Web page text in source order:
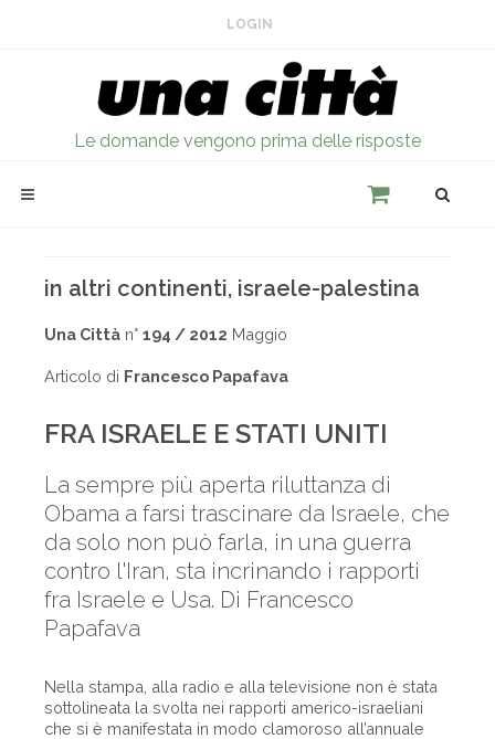
LOGIN
Le domande vengono prima delle risposte
in altri continenti, israele-palestina
Una Città n° 194 / 2012 Maggio
Articolo di Francesco Papafava
FRA ISRAELE E STATI UNITI
La sempre più aperta riluttanza di
Obama a farsi trascinare da Israele, che
da solo non può farla, in una guerra
contro l'Iran, sta incrinando i rapporti
fra Israele e Usa. Di Francesco
Papafava
Nella stampa, alla radio e alla televisione non è stata
sottolineata la svolta nei rapporti americo-israeliani
che si è manifestata in modo clamoroso all’annuale